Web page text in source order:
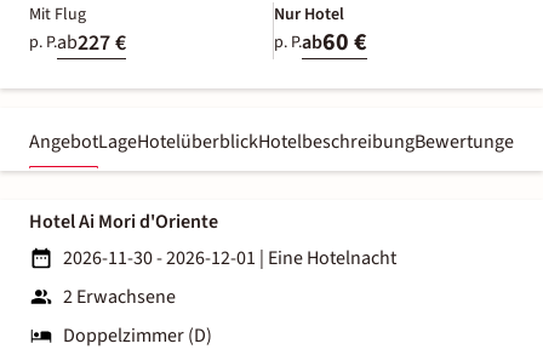
Mit Flug
p. P.ab227 €
Nur Hotel
p. P.ab60 €
AngebotLageHotelüberblickHotelbeschreibungBewertungen
Hotel Ai Mori d'Oriente
2026-11-30 - 2026-12-01 | Eine Hotelnacht
2 Erwachsene
Doppelzimmer (D)